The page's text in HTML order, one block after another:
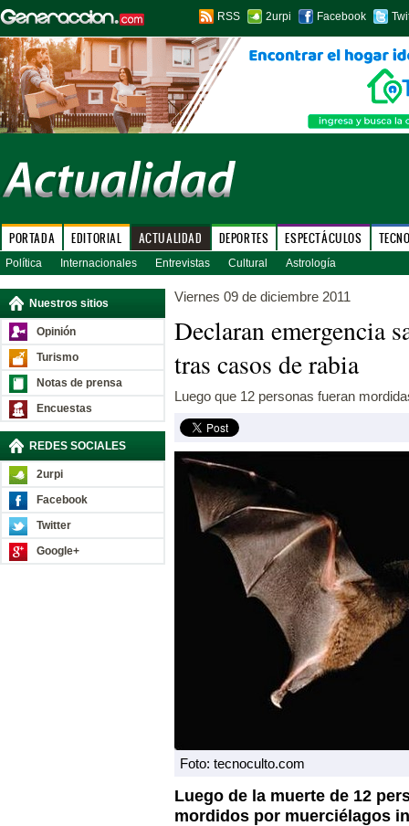
RSS 2urpi Facebook
PORTADA EDITORIAL ACTUALIDAD DEPORTES ESPECTÁCULOS
Política Internacionales Entrevistas Cultural Astrología
Nuestros sitios
Opinión
Turismo
Notas de prensa
Encuestas
REDES SOCIALES
2urpi
Facebook
Twitter
Google+
Viernes 09 de diciembre 2011
Declaran emergencia
tras casos de rabia
Luego que 12 personas fueran
Foto: tecnoculto.com
Luego de la muerte de 12
mordidos por muerciélagos